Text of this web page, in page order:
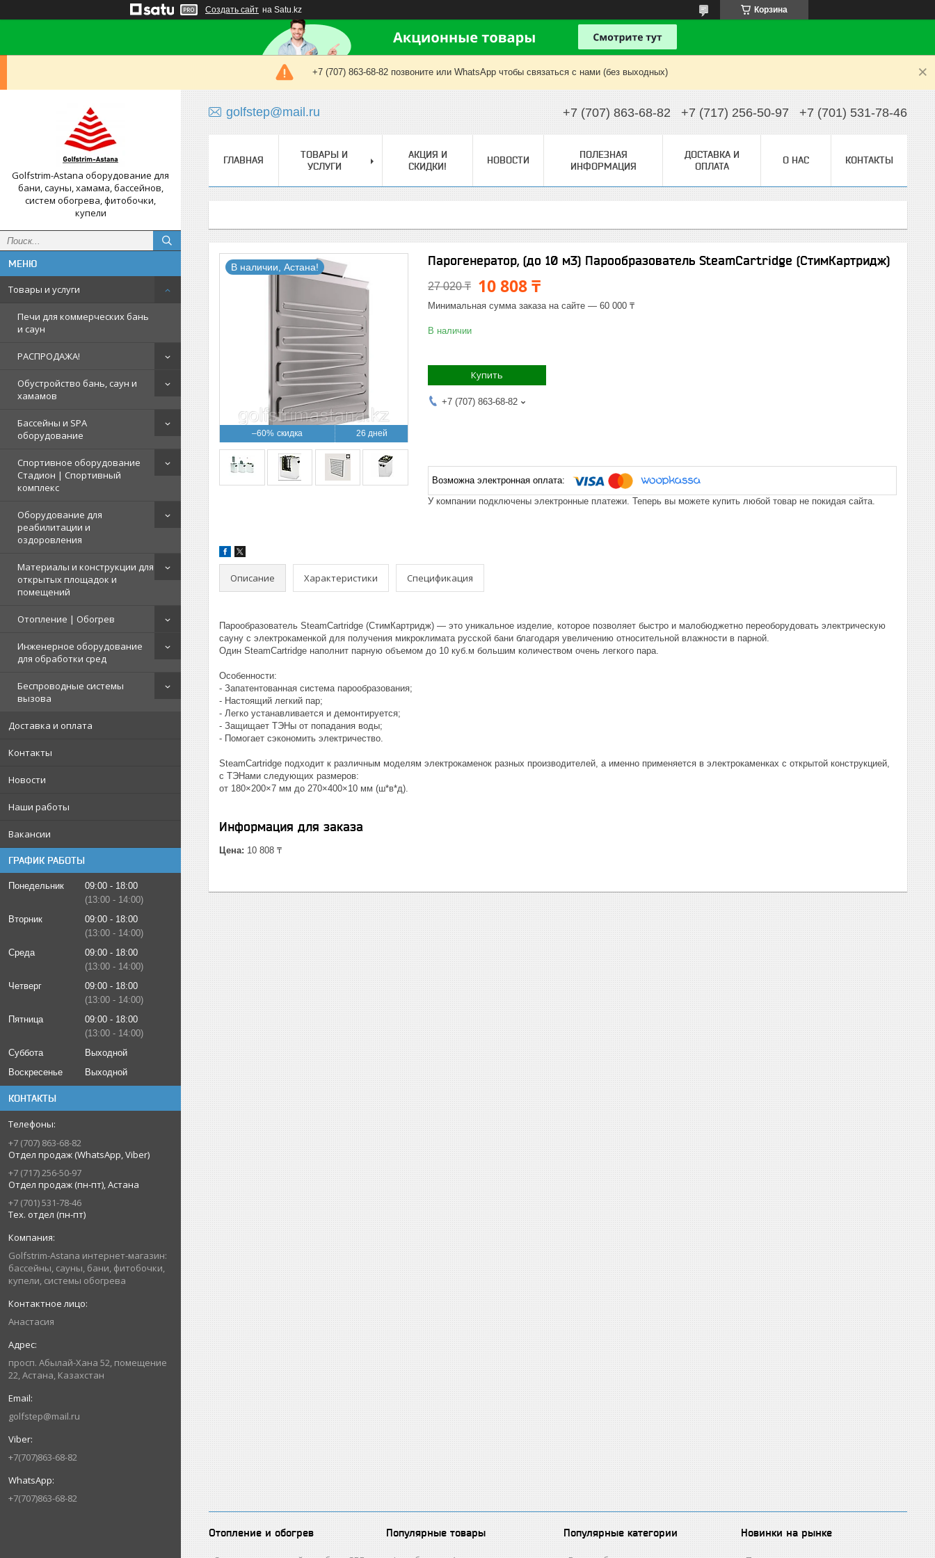
Создать сайт на Satu.kz Корзина
+7 (707) 863-68-82 позвоните или WhatsApp чтобы связаться с нами (без выходных)
Golfstrim-Astana оборудование для
бани, сауны, хамама, бассейнов,
систем обогрева, фитобочки,
купели
Товары и услуги
Печи для коммерческих бань
и саун
РАСПРОДАЖА!
Обустройство бань, саун и
хамамов
Бассейны и SPA
оборудование
Спортивное оборудование
Стадион | Cпортивный
комплекс
Оборудование для
реабилитации и
оздоровления
Материалы и конструкции для
открытых площадок и
помещений
Отопление | Обогрев
Инженерное оборудование
для обработки сред
Беспроводные системы
вызова
Доставка и оплата
Контакты
Новости
Наши работы
Вакансии
ГРАФИК РАБОТЫ
Понедельник 09:00
18:00
13:00
14:00
Вторник
09:00
18:00
13:00
14:00
Среда
09:00
18:00
13:00
14:00
Четверг
09:00
18:00
13:00
14:00
Пятница
09:00
18:00
13:00
14:00
Суббота
Выходной
Воскресенье
Выходной
КОНТАКТЫ
+7 (707) 863-68-82
Отдел продаж (WhatsApp, Viber)
+7 (717) 256-50-97
Отдел продаж (пн-пт), Астана
+7 (701) 531-78-46
Тех. отдел (пн-пт)
Golfstrim-Astana интернет-магазин:
бассейны, сауны, бани, фитобочки,
купели, системы обогрева
Анастасия
просп. Абылай-Хана 52, помещение
22, Астана, Казахстан
golfstep@mail.ru
+7(707)863-68-82
+7(707)863-68-82
golfstep@mail.ru +7 (707) 863-68-82 +7 (717) 256-50-97 +7 (701) 531-78-46
ГЛАВНАЯ
ТОВАРЫ И
УСЛУГИ
АКЦИЯ И
СКИДКИ!
НОВОСТИ
ПОЛЕЗНАЯ
ИНФОРМАЦИЯ
ДОСТАВКА И
ОПЛАТА
О НАС КОНТАКТЫ
–60% 26 дней
В наличии, Астана! Парогенератор, (до 10 м3) Парообразователь SteamCartridge (СтимКартридж)
27 020 ₸ 10 808 ₸
Минимальная сумма заказа на сайте — 60 000 ₸
В наличии
Купить
+7 (707) 863-68-82
У компании подключены электронные платежи. Теперь вы можете купить любой товар не покидая сайта.
Описание Характеристики Спецификация
Парообразователь SteamCartridge (СтимКартридж) — это уникальное изделие, которое позволяет быстро и малобюджетно переоборудовать электрическую
сауну с электрокаменкой для получения микроклимата русской бани благодаря увеличению относительной влажности в парной.
Один SteamCartridge наполнит парную объемом до 10 куб.м большим количеством очень легкого пара.
Особенности:
- Запатентованная система парообразования;
- Настоящий легкий пар;
- Легко устанавливается и демонтируется;
- Защищает ТЭНы от попадания воды;
- Помогает сэкономить электричество.
SteamCartridge подходит к различным моделям электрокаменок разных производителей, а именно применяется в электрокаменках с открытой конструкцией,
с ТЭНами следующих размеров:
от 180×200×7 мм до 270×400×10 мм (ш*в*д).
Информация для заказа
Цена: 10 808 ₸
Отопление и обогрев Популярные товары Популярные категории Новинки на рынке